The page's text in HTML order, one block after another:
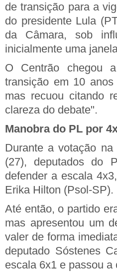
de transição para a
do presidente Lula
da Câmara, sob
inicialmente uma
O Centrão chegou
transição em 10
mas recuou citando
clareza do debate".
Manobra do PL por
Durante a votação
(27), deputados do
defender a escala
Erika Hilton (Psol-SP).
Até então, o partido
mas apresentou um
valer de forma
deputado Sóstenes
escala 6x1 e passou